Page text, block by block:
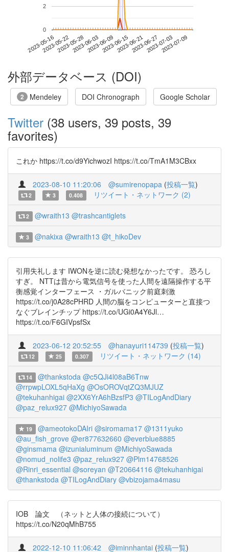
2023-05-162023-05-222023-05-282023-06-032023-06-092023-06-152023-06-212023-06-272023-07-032023-07-09
0
2
外部データベース (DOI)
2 Mendeley DOI Chronograph Google Scholar
Twitter (38 users, 39 posts, 39
favorites)
これか https://t.co/d9YichwozI https://t.co/TmA1M3CBxx
2023-08-10 11:20:06 @sumirenopapa (投稿一覧)
2 3 0.408 リツイート・ネットワーク (2)
2 @wraith13 @trashcantiglets
3 @nakixa @wraith13 @t_hikoDev
引用失礼します IWONを逆に読む発想なかったです。 恐ろし
すぎ。 NTTは昔から電気信号を使った人間を遠隔操作する平
衡感覚インターフェース ・ガルバニック前庭刺激
https://t.co/j0A28cPHRD 人間の脳をコンピューターと直接つ
なぐブレインチップ https://t.co/UGi0A4Y6Jl…
https://t.co/F6GIVpsfSx
2023-06-12 20:52:55 @hanayuri114739 (投稿一覧)
12 25 0.307 リツイート・ネットワーク (14)
14 @thankstoda @c5QJi4l08aB6Tnw
@rrpwpLOXL5qHaXg @OsOROVqtZQ3MJUZ
@tekuhanhigai @2XX6YrA6hBzsfP3 @TILogAndDiary
@paz_relux927 @MichiyoSawada
19 @ameotokoDAIri @siromama17 @1311yuko
@au_fish_grove @er877632660 @everblue8885
@ginsmama @izunialuminum @MichiyoSawada
@nomud_nolife3 @paz_relux927 @Plm14768526
@Rinri_essential @soreyan @T20664116 @tekuhanhigai
@thankstoda @TILogAndDiary @vbizojama4masu
IOB 論文 （ネットと人体の接続について）
https://t.co/N20qMhB755
2022-12-10 11:06:42 @iminnhantai (投稿一覧)